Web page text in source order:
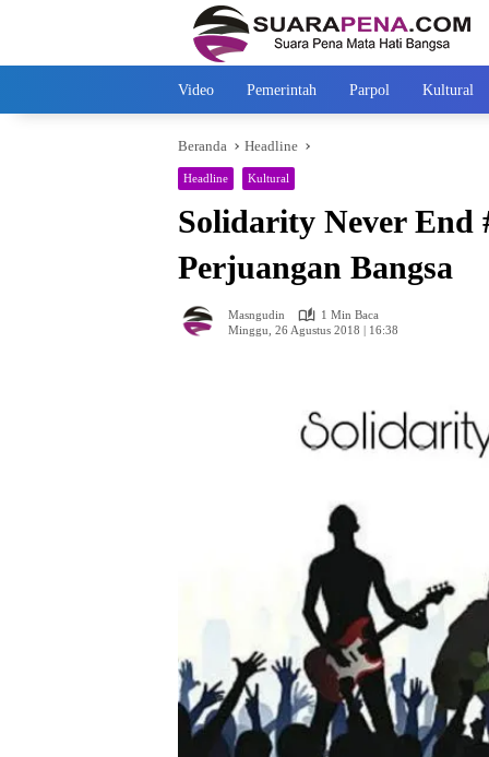
Video Pemerintah Parpol Kultural
Beranda Headline
Headline Kultural
Solidarity Never End
Perjuangan Bangsa
Masngudin
1 Min Baca
Minggu, 26 Agustus 2018 | 16:38